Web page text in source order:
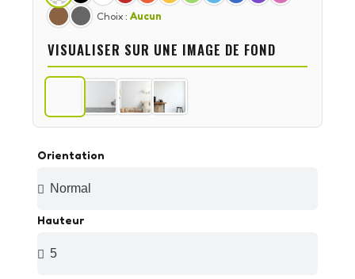
Orientation
Hauteur
Choix : Aucun
VISUALISER SUR UNE IMAGE DE FOND